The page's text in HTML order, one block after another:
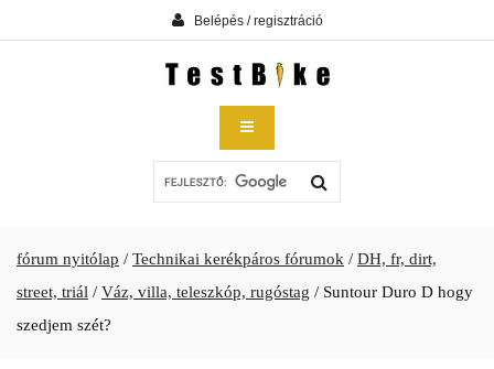
Belépés / regisztráció
fórum nyitólap / Technikai kerékpáros fórumok / DH, fr, dirt,
street, triál / Váz, villa, teleszkóp, rugóstag / Suntour Duro D hogy
szedjem szét?